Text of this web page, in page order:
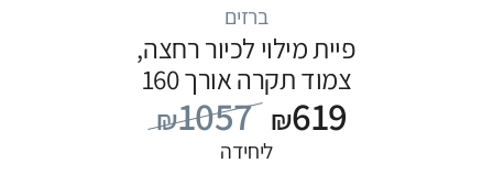
ברזים
פיית מילוי לכיור רחצה,
צמוד תקרה אורך 160
ס”מ, סדרה FLOW: שחור
₪1057 ₪619
ליחידה